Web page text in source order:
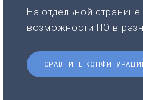
На отдельной
возможности ПО в
СРАВНИТЕ